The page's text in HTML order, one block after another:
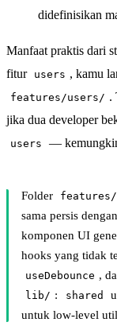
didefinisikan
Manfaat praktis dari
fitur users , kamu
features/users/ .
jika dua developer
users —
Folder
sama persis
komponen UI
hooks yang tidak
useDebounce ,
lib/ : shared
untuk low-level